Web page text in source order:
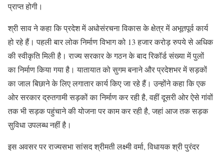
प्राप्त होगी।
श्री साव ने कहा कि प्रदेश में अधोसंरचना विकास के क्षेत्र में अभूतपूर्व कार्य
हो रहे हैं। पहली बार लोक निर्माण विभाग को 13 हजार करोड़ रुपये से अधिक
की स्वीकृति मिली है। राज्य सरकार के गठन के बाद रिकॉर्ड संख्या में पुलों
का निर्माण किया गया है। यातायात को सुगम बनाने और प्रदेशभर में सड़कों
का जाल बिछाने के लिए लगातार कार्य किए जा रहे हैं। उन्होंने कहा कि एक
ओर सरकार द्रुतगामी सड़कों का निर्माण कर रही है, वहीं दूसरी ओर ऐसे गांवों
तक भी सड़क पहुंचाने की योजना पर काम कर रही है, जहां आज तक सड़क
सुविधा उपलब्ध नहीं है।
इस अवसर पर राज्यसभा सांसद श्रीमती लक्ष्मी वर्मा, विधायक श्री पुरंदर